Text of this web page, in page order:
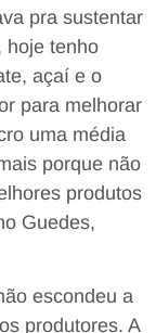
pra sustentar
hoje tenho
açaí e o
para melhorar
uma média
porque não
produtos
Guedes,
escondeu a
produtores. A